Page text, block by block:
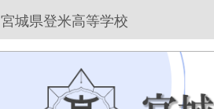
宮城県登米高等学校